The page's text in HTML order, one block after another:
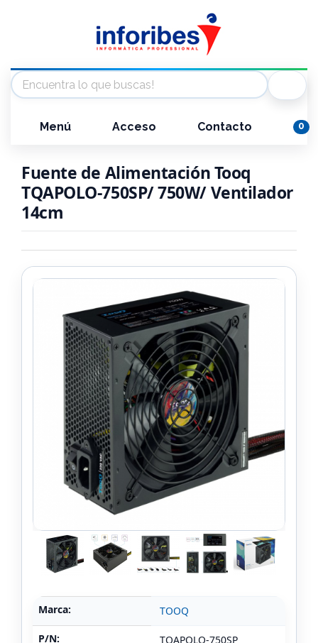
Menú Acceso Contacto 0
Fuente de Alimentación Tooq
TQAPOLO-750SP/ 750W/ Ventilador
14cm
Marca: TOOQ
P/N: TQAPOLO-750SP